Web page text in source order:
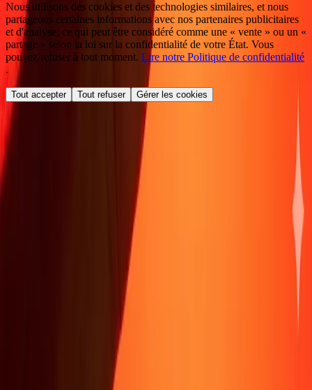
Nous utilisons des cookies et des technologies similaires, et nous
partageons certaines informations avec nos partenaires publicitaires
et d'analyse, ce qui peut être considéré comme une « vente » ou un «
partage » selon la loi sur la confidentialité de votre État. Vous
pouvez refuser à tout moment. Lire notre Politique de confidentialité
.
Tout accepter Tout refuser Gérer les cookies